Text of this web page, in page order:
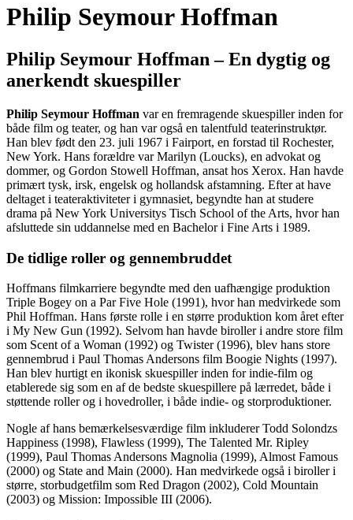
Philip Seymour Hoffman
Philip Seymour Hoffman – En dygtig og
anerkendt skuespiller
Philip Seymour Hoffman var en fremragende skuespiller inden for
både film og teater, og han var også en talentfuld teaterinstruktør.
Han blev født den 23. juli 1967 i Fairport, en forstad til Rochester,
New York. Hans forældre var Marilyn (Loucks), en advokat og
dommer, og Gordon Stowell Hoffman, ansat hos Xerox. Han havde
primært tysk, irsk, engelsk og hollandsk afstamning. Efter at have
deltaget i teateraktiviteter i gymnasiet, begyndte han at studere
drama på New York Universitys Tisch School of the Arts, hvor han
afsluttede sin uddannelse med en Bachelor i Fine Arts i 1989.
De tidlige roller og gennembruddet
Hoffmans filmkarriere begyndte med den uafhængige produktion
Triple Bogey on a Par Five Hole (1991), hvor han medvirkede som
Phil Hoffman. Hans første rolle i en større produktion kom året efter
i My New Gun (1992). Selvom han havde biroller i andre store film
som Scent of a Woman (1992) og Twister (1996), blev hans store
gennembrud i Paul Thomas Andersons film Boogie Nights (1997).
Han blev hurtigt en ikonisk skuespiller inden for indie-film og
etablerede sig som en af ​​de bedste skuespillere på lærredet, både i
støttende roller og i hovedroller, i både indie- og storproduktioner.
Nogle af hans bemærkelsesværdige film inkluderer Todd Solondzs
Happiness (1998), Flawless (1999), The Talented Mr. Ripley
(1999), Paul Thomas Andersons Magnolia (1999), Almost Famous
(2000) og State and Main (2000). Han medvirkede også i biroller i
større, storbudgetfilm som Red Dragon (2002), Cold Mountain
(2003) og Mission: Impossible III (2006).